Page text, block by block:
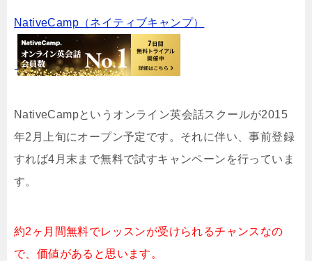
NativeCamp（ネイティブキャンプ）
NativeCampというオンライン英会話スクールが2015
年2月上旬にオープン予定です。それに伴い、事前登録
すれば4月末まで無料で試すキャンペーンを行っていま
す。
約2ヶ月間無料でレッスンが受けられるチャンスなの
で、価値があると思います。